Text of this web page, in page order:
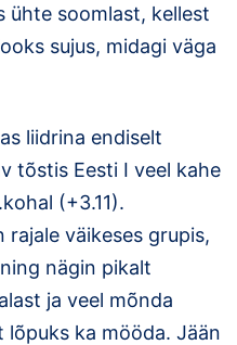
ühte soomlast, kellest
sujus, midagi väga
liidrina endiselt
tõstis Eesti I veel kahe
(+3.11).
rajale väikeses grupis,
nägin pikalt
ja veel mõnda
ka mööda. Jään